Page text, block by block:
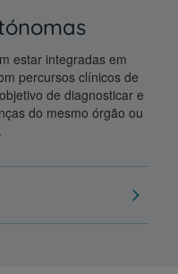
estar integradas em
percursos clínicos de
de diagnosticar e
do mesmo órgão ou